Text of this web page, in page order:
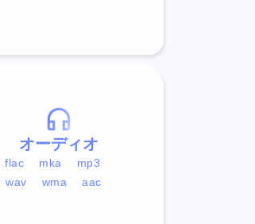
オーディオ
flac mka
mp3
wav wma aac